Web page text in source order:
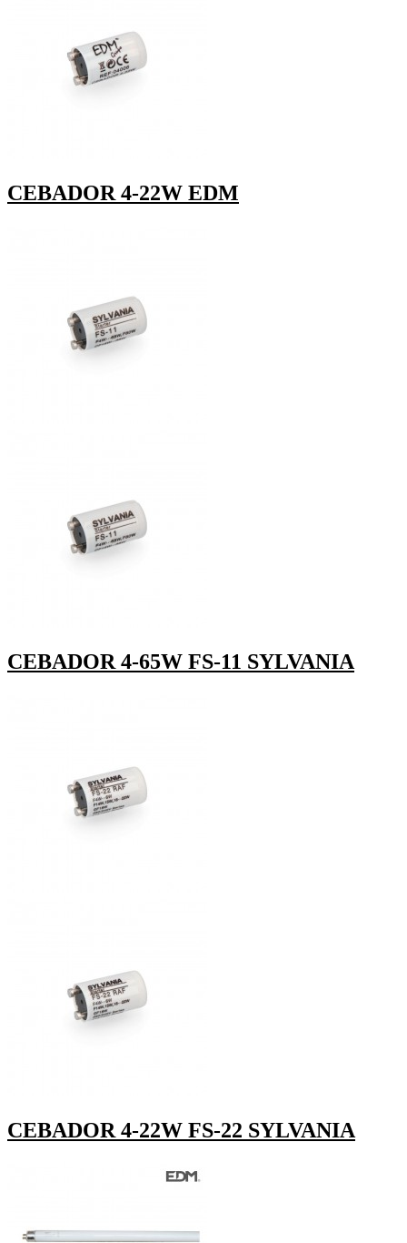
CEBADOR 4-22W EDM
CEBADOR 4-65W FS-11 SYLVANIA
CEBADOR 4-22W FS-22 SYLVANIA